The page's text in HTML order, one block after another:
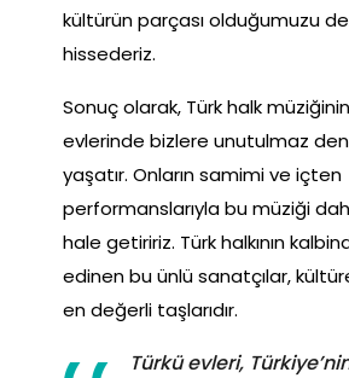
kültürün parçası olduğumuzu
hissederiz.
Sonuç olarak, Türk halk müziğinin
evlerinde bizlere unutulmaz
yaşatır. Onların samimi ve içten
performanslarıyla bu müziği
hale getiririz. Türk halkının
edinen bu ünlü sanatçılar,
en değerli taşlarıdır.
Türkü evleri,